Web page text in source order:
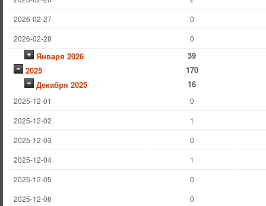
2026-02-27
0
2026-02-28
0
Января 2026
39
2025
170
Декабря 2025
16
2025-12-01
0
2025-12-02
1
2025-12-03
0
2025-12-04
1
2025-12-05
0
2025-12-06
0